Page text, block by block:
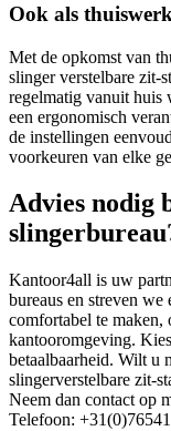
Ook als
Met de opkomst van
slinger verstelbare zit-
regelmatig vanuit huis
een ergonomisch
de instellingen
voorkeuren van elke
Advies nodig
Kantoor4all is uw
bureaus en streven
comfortabel te
kantooromgeving.
betaalbaarheid. Wilt u
slingerverstelbare zit-
Neem dan contact op
Telefoon: